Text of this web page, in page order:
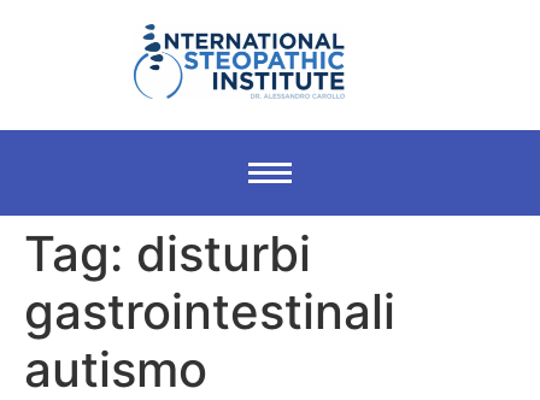
Tag: disturbi
gastrointestinali
autismo